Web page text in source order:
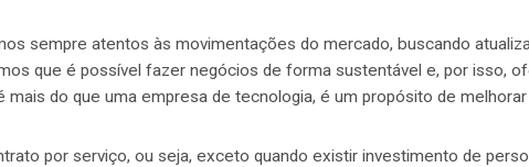
sempre atentos às movimentações do mercado, buscando
que é possível fazer negócios de forma sustentável e, por isso,
mais do que uma empresa de tecnologia, é um propósito de
por serviço, ou seja, exceto quando existir investimento de